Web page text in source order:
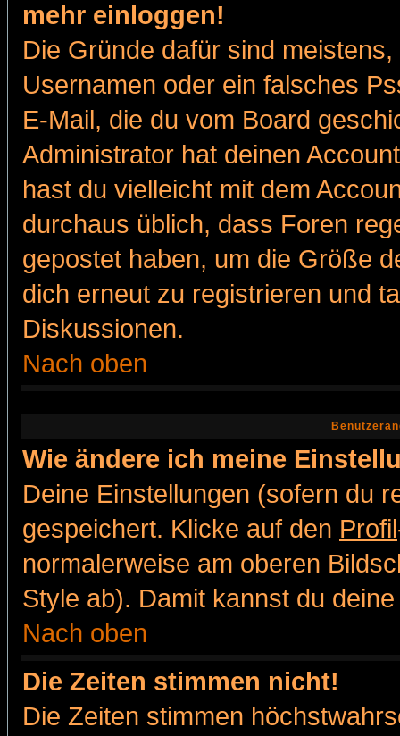
mehr einloggen!
Die Gründe dafür sind
Usernamen oder ein falsches
E-Mail, die du vom Board
Administrator hat deinen
hast du vielleicht mit dem
durchaus üblich, dass Foren
gepostet haben, um die Größe
dich erneut zu registrieren und
Diskussionen.
Nach oben
Wie ändere ich meine
Deine Einstellungen (sofern du
gespeichert. Klicke auf den Profil
normalerweise am oberen
Style ab). Damit kannst du
Nach oben
Die Zeiten stimmen nicht!
Die Zeiten stimmen